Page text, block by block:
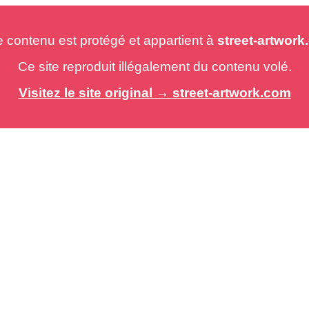
est protégé et appartient à street-
Ce site reproduit illégalement du contenu volé.
Visitez le site original → street-artwork.com